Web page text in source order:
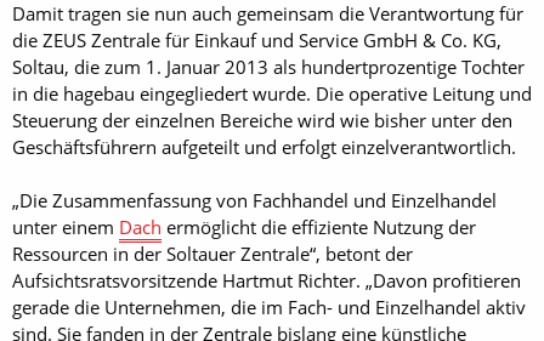
Damit tragen sie nun auch gemeinsam die Verantwortung für
die ZEUS Zentrale für Einkauf und Service GmbH & Co. KG,
Soltau, die zum 1. Januar 2013 als hundertprozentige Tochter
in die hagebau eingegliedert wurde. Die operative Leitung und
Steuerung der einzelnen Bereiche wird wie bisher unter den
Geschäftsführern aufgeteilt und erfolgt einzelverantwortlich.
„Die Zusammenfassung von Fachhandel und Einzelhandel
unter einem Dach ermöglicht die effiziente Nutzung der
Ressourcen in der Soltauer Zentrale“, betont der
Aufsichtsratsvorsitzende Hartmut Richter. „Davon profitieren
gerade die Unternehmen, die im Fach- und Einzelhandel aktiv
sind. Sie fanden in der Zentrale bislang eine künstliche